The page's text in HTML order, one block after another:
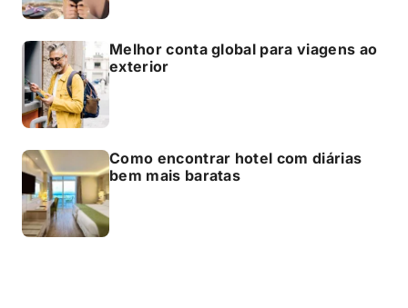
Melhor conta global para viagens ao
exterior
Como encontrar hotel com diárias
bem mais baratas